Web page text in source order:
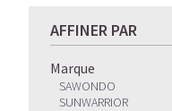
AFFINER PAR
Marque
SAWONDO
SUNWARRIOR